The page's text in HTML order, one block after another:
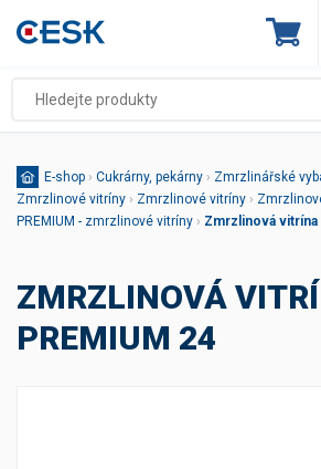
E-shop › Cukrárny, pekárny › Zmrzlinářské
Zmrzlinové vitríny › Zmrzlinové vitríny ›
PREMIUM - zmrzlinové vitríny › Zmrzlinová vitrína
ZMRZLINOVÁ
PREMIUM 24